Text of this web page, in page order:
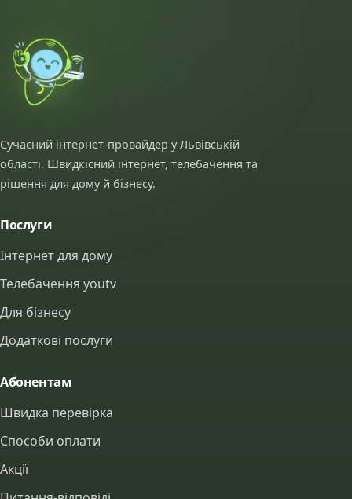
Сучасний інтернет-провайдер у Львівській
області. Швидкісний інтернет, телебачення та
рішення для дому й бізнесу.
Послуги
Інтернет для дому
Телебачення youtv
Для бізнесу
Додаткові послуги
Абонентам
Швидка перевірка
Способи оплати
Акції